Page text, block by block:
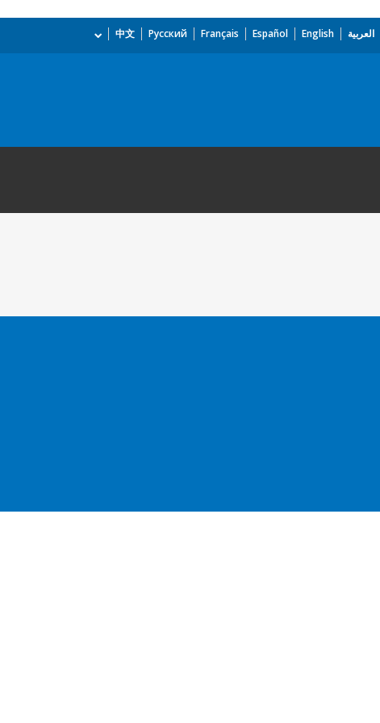
العربية English
Español
Français
Русский
中文